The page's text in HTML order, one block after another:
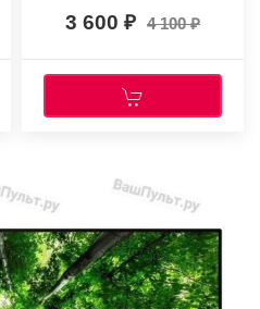
(оригинальный)
3 600 4 100